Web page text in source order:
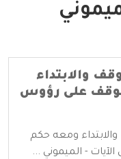
والابتداء
على رؤوس
ومعه حكم
- الميموني ...